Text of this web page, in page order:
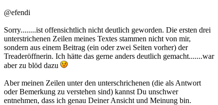
@efendi
Sorry........ist offensichtlich nicht deutlich geworden. Die ersten drei
unterstrichenen Zeilen meines Textes stammen nicht von mir,
sondern aus einem Beitrag (ein oder zwei Seiten vorher) der
Treaderöffnerin. Ich hätte das gerne anders deutlich gemacht.......war
aber zu blöd dazu
Aber meinen Zeilen unter den unterschrichenen (die als Antwort
oder Bemerkung zu verstehen sind) kannst Du unschwer
entnehmen, dass ich genau Deiner Ansicht und Meinung bin.